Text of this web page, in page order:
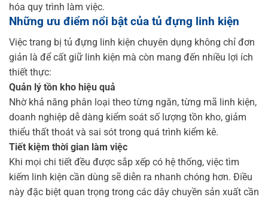
hóa quy trình làm việc.
Những ưu điểm nổi bật của tủ đựng linh kiện
Việc trang bị tủ đựng linh kiện chuyên dụng không chỉ đơn
giản là để cất giữ linh kiện mà còn mang đến nhiều lợi ích
thiết thực:
Quản lý tồn kho hiệu quả
Nhờ khả năng phân loại theo từng ngăn, từng mã linh kiện,
doanh nghiệp dễ dàng kiểm soát số lượng tồn kho, giảm
thiểu thất thoát và sai sót trong quá trình kiểm kê.
Tiết kiệm thời gian làm việc
Khi mọi chi tiết đều được sắp xếp có hệ thống, việc tìm
kiếm linh kiện cần dùng sẽ diễn ra nhanh chóng hơn. Điều
này đặc biệt quan trọng trong các dây chuyền sản xuất cần